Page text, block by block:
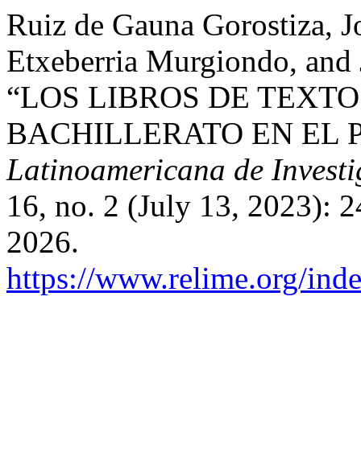
Ruiz de Gauna Gorostiza,
Etxeberria Murgiondo, and
“LOS LIBROS DE
BACHILLERATO EN EL
Latinoamericana de
16, no. 2 (July 13, 2023):
2026.
https://www.relime.org/